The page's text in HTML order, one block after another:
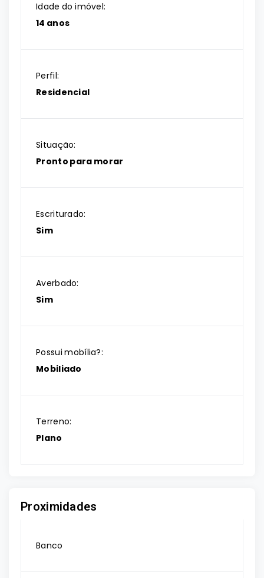
Idade do imóvel:
14 anos
Perfil:
Residencial
Situação:
Pronto para morar
Escriturado:
Sim
Averbado:
Sim
Possui mobília?:
Mobiliado
Terreno:
Plano
Proximidades
Banco